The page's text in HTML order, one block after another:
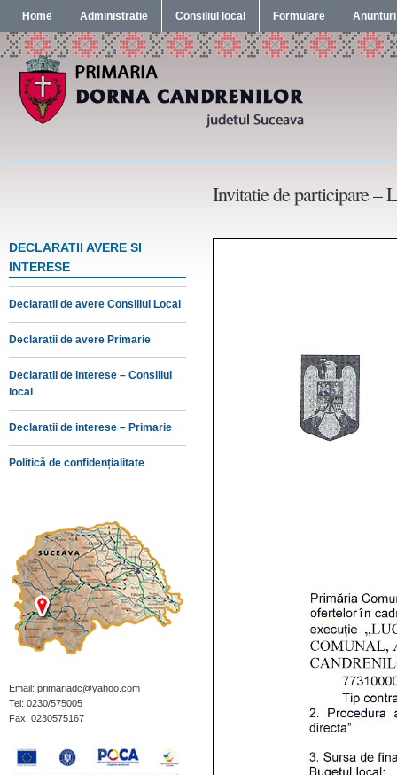
Home Administratie Consiliul local Formulare Anunturi
Invitatie de participare –
DECLARATII AVERE SI
INTERESE
Declaratii de avere Consiliul Local
Declaratii de avere Primarie
Declaratii de interese – Consiliul
local
Declaratii de interese – Primarie
Politică de confidențialitate
Email: primariadc@yahoo.com
Tel: 0230/575005
Fax: 0230575167